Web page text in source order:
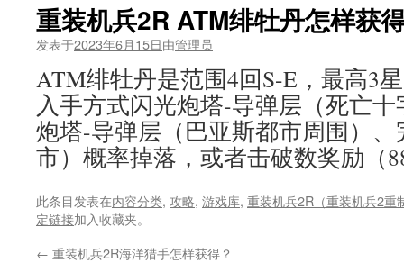
重装机兵2R ATM绯牡丹怎样获
发表于2023年6月15日由管理员
ATM绯牡丹是范围4回S-E，最高3
入手方式闪光炮塔-导弹层（死亡
炮塔-导弹层（巴亚斯都市周围）
市）概率掉落，或者击破数奖励（
此条目发表在内容分类, 攻略, 游戏库, 重装机兵2R（重装机兵2重
定链接加入收藏夹。
← 重装机兵2R海洋猎手怎样获得？